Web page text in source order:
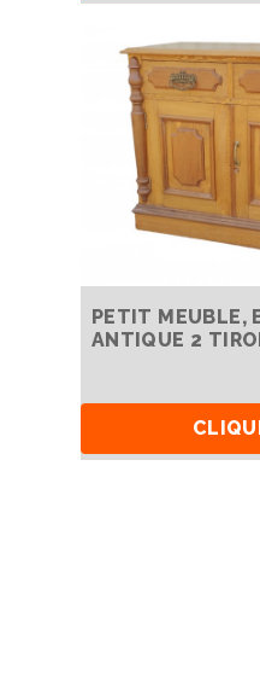
PETIT MEUBLE,
ANTIQUE 2